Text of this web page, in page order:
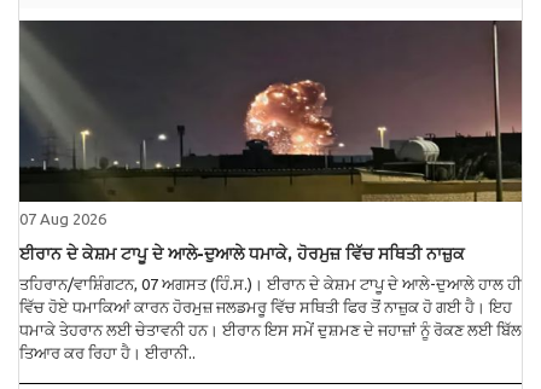
07 Aug 2026
ਈਰਾਨ ਦੇ ਕੇਸ਼ਮ ਟਾਪੂ ਦੇ ਆਲੇ-ਦੁਆਲੇ ਧਮਾਕੇ, ਹੋਰਮੁਜ਼ ਵਿੱਚ ਸਥਿਤੀ ਨਾਜ਼ੁਕ
ਤਹਿਰਾਨ/ਵਾਸ਼ਿੰਗਟਨ, 07 ਅਗਸਤ (ਹਿੰ.ਸ.)। ਈਰਾਨ ਦੇ ਕੇਸ਼ਮ ਟਾਪੂ ਦੇ ਆਲੇ-ਦੁਆਲੇ ਹਾਲ ਹੀ
ਵਿੱਚ ਹੋਏ ਧਮਾਕਿਆਂ ਕਾਰਨ ਹੋਰਮੁਜ਼ ਜਲਡਮਰੂ ਵਿੱਚ ਸਥਿਤੀ ਫਿਰ ਤੋਂ ਨਾਜ਼ੁਕ ਹੋ ਗਈ ਹੈ। ਇਹ
ਧਮਾਕੇ ਤੇਹਰਾਨ ਲਈ ਚੇਤਾਵਨੀ ਹਨ। ਈਰਾਨ ਇਸ ਸਮੇਂ ਦੁਸ਼ਮਣ ਦੇ ਜਹਾਜ਼ਾਂ ਨੂੰ ਰੋਕਣ ਲਈ ਬਿੱਲ
ਤਿਆਰ ਕਰ ਰਿਹਾ ਹੈ। ਈਰਾਨੀ..